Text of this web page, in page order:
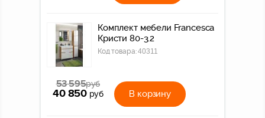
Комплект мебели Francesca
Кристи 80-3.2
Код товара:40311
53 595руб
40 850 руб В корзину